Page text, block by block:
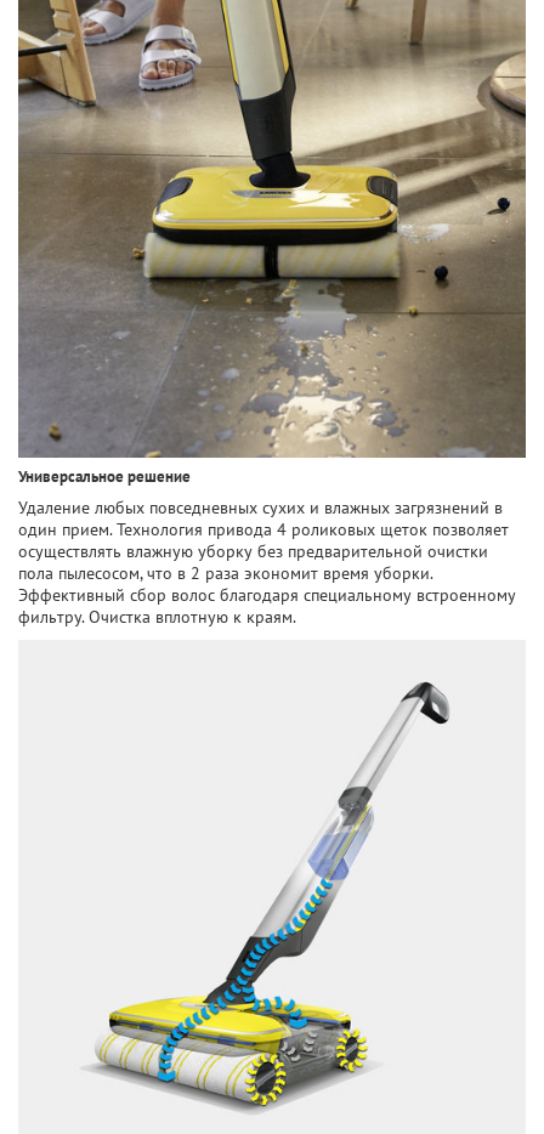
Универсальное решение
Удаление любых повседневных сухих и влажных загрязнений в
один прием. Технология привода 4 роликовых щеток позволяет
осуществлять влажную уборку без предварительной очистки
пола пылесосом, что в 2 раза экономит время уборки.
Эффективный сбор волос благодаря специальному встроенному
фильтру. Очистка вплотную к краям.